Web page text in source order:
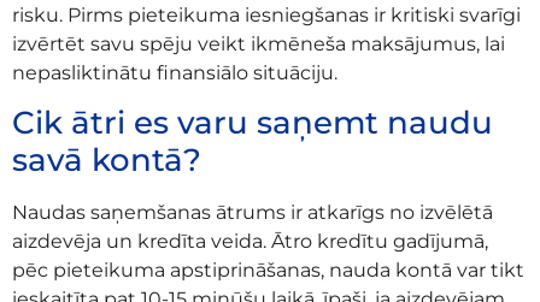
risku. Pirms pieteikuma iesniegšanas ir kritiski svarīgi
izvērtēt savu spēju veikt ikmēneša maksājumus, lai
nepasliktinātu finansiālo situāciju.
Cik ātri es varu saņemt naudu
savā kontā?
Naudas saņemšanas ātrums ir atkarīgs no izvēlētā
aizdevēja un kredīta veida. Ātro kredītu gadījumā,
pēc pieteikuma apstiprināšanas, nauda kontā var tikt